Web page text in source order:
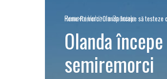
Home Remorci Olanda începe să
RemorciVehicule Speciale
Olanda
semiremorci